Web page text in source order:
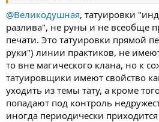
@Великодушная, татуировки
разлива", не руны и не всеобще
печати. Это татуировки прямой
руки") линии практиков, не
то вне магического клана, но к
татуировщики имеют свойство
уходить из темы тату, а кроме
попадают под контроль
иногда периодически